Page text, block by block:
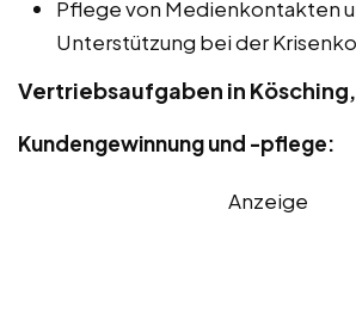
Pflege von Medienkontakten
Unterstützung bei der
Vertriebsaufgaben in Kösching,
Kundengewinnung und -pflege:
Anzeige